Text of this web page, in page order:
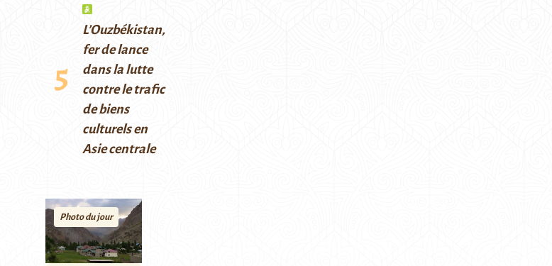
L’Ouzbékistan,
fer de lance
dans la lutte
contre le trafic
de biens
culturels en
Asie centrale
Photo du jour